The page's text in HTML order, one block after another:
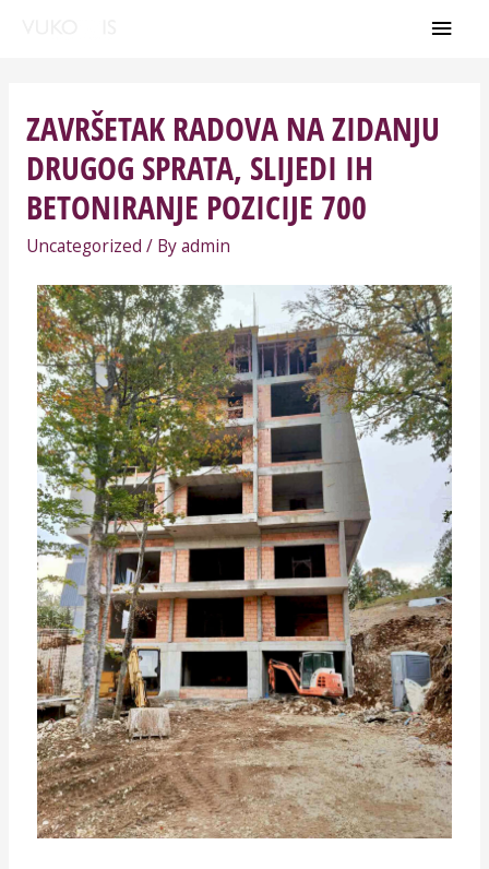
ZAVRŠETAK RADOVA NA ZIDANJU
DRUGOG SPRATA, SLIJEDI IH
BETONIRANJE POZICIJE 700
Uncategorized / Byadmin